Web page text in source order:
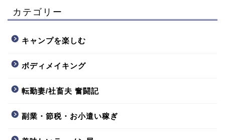
カテゴリー
キャンプを楽しむ
ボディメイキング
転勤妻/社畜夫 奮闘記
副業・節税・お小遣い稼ぎ